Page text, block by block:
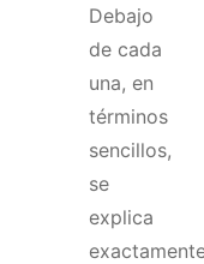
Debajo
de cada
una, en
términos
sencillos,
se
explica